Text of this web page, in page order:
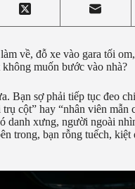
về, đỗ xe vào gara tối
muốn bước vào nhà?
Bạn sợ phải tiếp tục đeo
cột” hay “nhân viên mẫn
danh xưng, người ngoài
trong, bạn rỗng tuếch, kiệt